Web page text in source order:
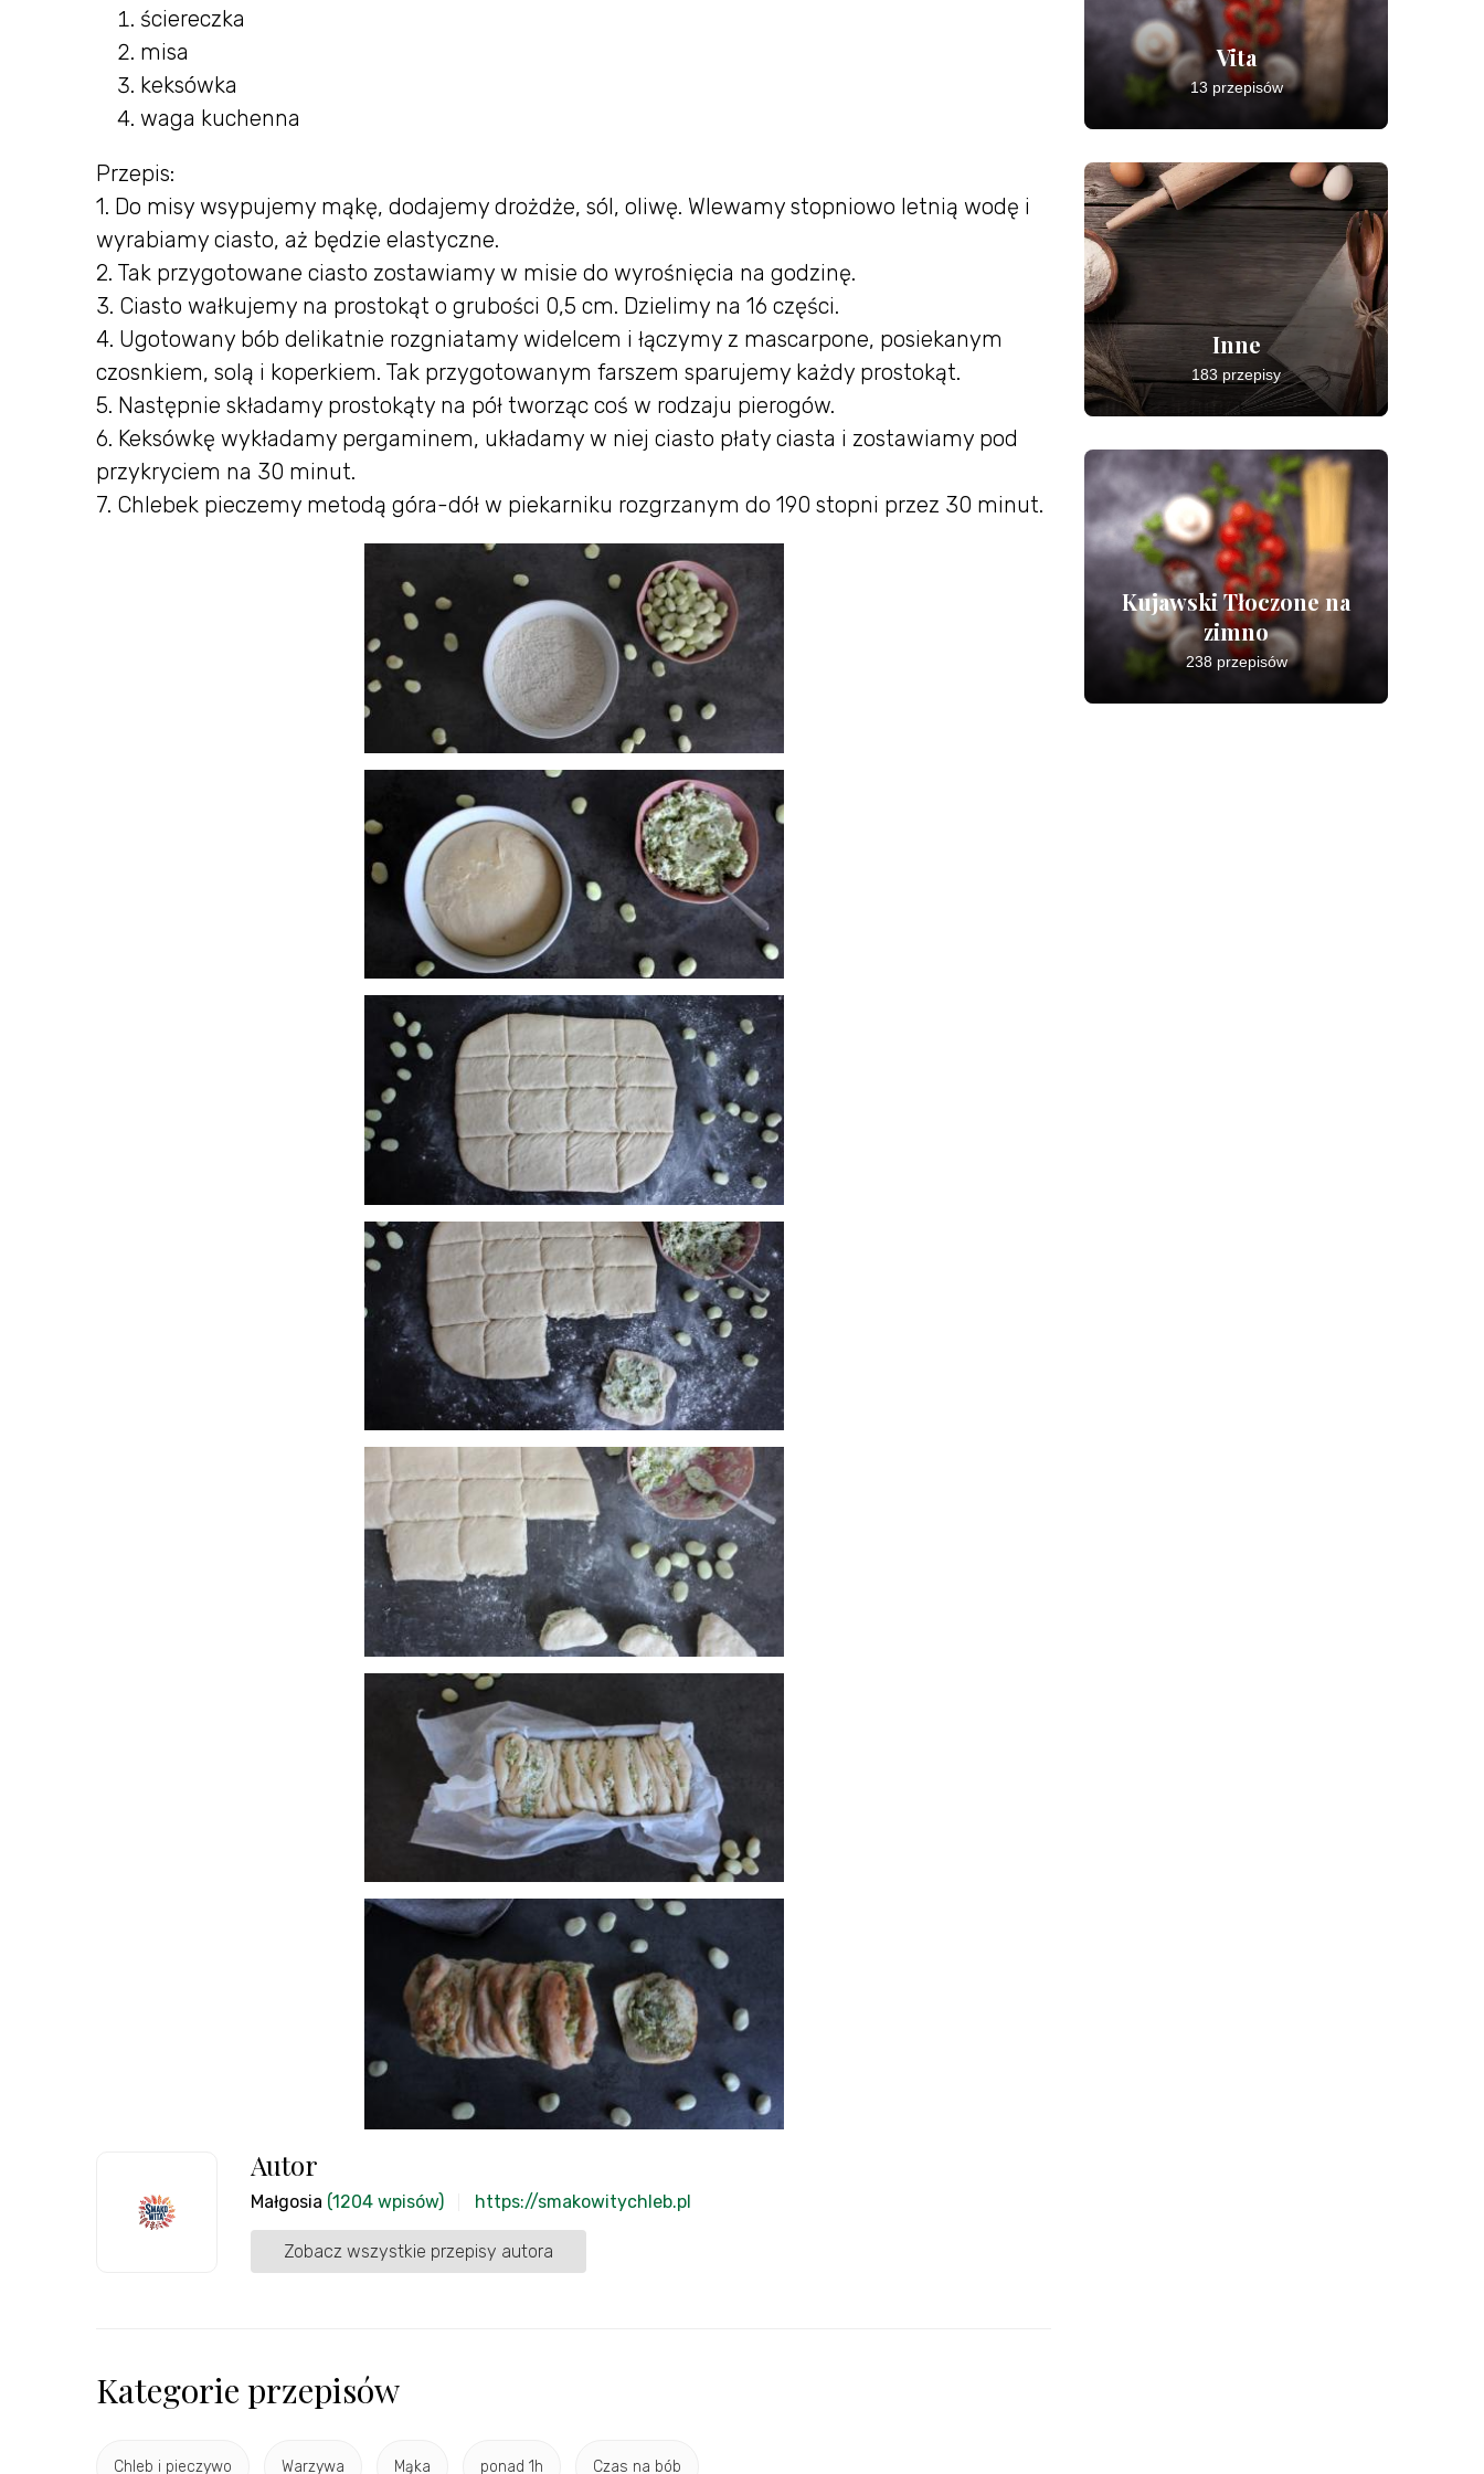
ściereczka
misa
keksówka
waga kuchenna
Przepis:
1. Do misy wsypujemy mąkę, dodajemy drożdże, sól, oliwę. Wlewamy stopniowo letnią wodę i
wyrabiamy ciasto, aż będzie elastyczne.
2. Tak przygotowane ciasto zostawiamy w misie do wyrośnięcia na godzinę.
3. Ciasto wałkujemy na prostokąt o grubości 0,5 cm. Dzielimy na 16 części.
4. Ugotowany bób delikatnie rozgniatamy widelcem i łączymy z mascarpone, posiekanym
czosnkiem, solą i koperkiem. Tak przygotowanym farszem sparujemy każdy prostokąt.
5. Następnie składamy prostokąty na pół tworząc coś w rodzaju pierogów.
6. Keksówkę wykładamy pergaminem, układamy w niej ciasto płaty ciasta i zostawiamy pod
przykryciem na 30 minut.
7. Chlebek pieczemy metodą góra-dół w piekarniku rozgrzanym do 190 stopni przez 30 minut.
Autor
Małgosia (1204 wpisów) https://smakowitychleb.pl
Zobacz wszystkie przepisy autora
Kategorie przepisów
Chleb i pieczywo Warzywa Mąka ponad 1h Czas na bób
Vita
13 przepisów
Inne
183 przepisy
Kujawski Tłoczone na
zimno
238 przepisów